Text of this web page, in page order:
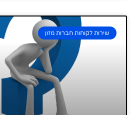
שירות לקוחות חברות מזון